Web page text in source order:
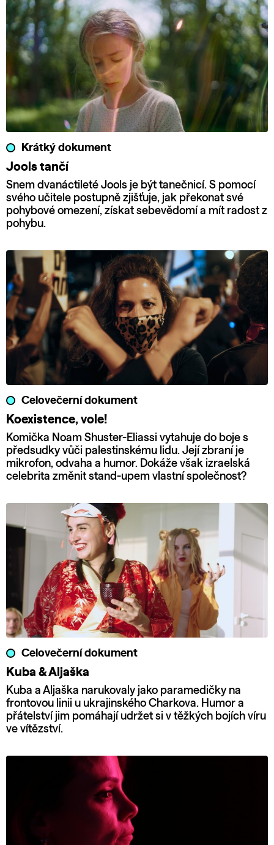
Krátký dokument
Jools tančí
Snem dvanáctileté Jools je být tanečnicí. S pomocí
svého učitele postupně zjišťuje, jak překonat své
pohybové omezení, získat sebevědomí a mít radost z
pohybu.
Celovečerní dokument
Koexistence, vole!
Komička Noam Shuster-Eliassi vytahuje do boje s
předsudky vůči palestinskému lidu. Její zbraní je
mikrofon, odvaha a humor. Dokáže však izraelská
celebrita změnit stand-upem vlastní společnost?
Celovečerní dokument
Kuba & Aljaška
Kuba a Aljaška narukovaly jako paramedičky na
frontovou linii u ukrajinského Charkova. Humor a
přátelství jim pomáhají udržet si v těžkých bojích víru
ve vítězství.